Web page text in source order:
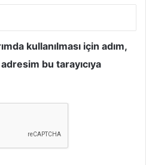
kullanılması için adım,
bu tarayıcıya